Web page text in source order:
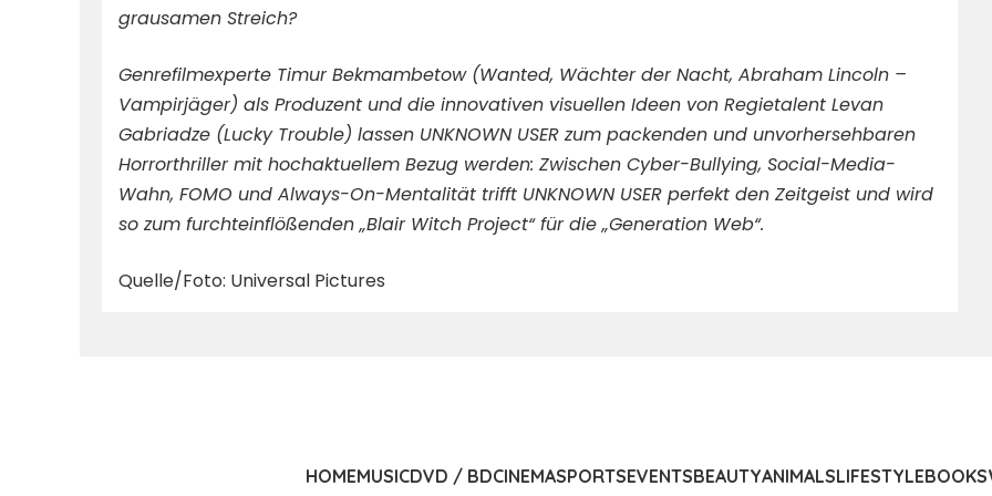
grausamen Streich?
Genrefilmexperte Timur Bekmambetow (Wanted, Wächter der Nacht, Abraham Lincoln –
Vampirjäger) als Produzent und die innovativen visuellen Ideen von Regietalent Levan
Gabriadze (Lucky Trouble) lassen UNKNOWN USER zum packenden und unvorhersehbaren
Horrorthriller mit hochaktuellem Bezug werden: Zwischen Cyber-Bullying, Social-Media-
Wahn, FOMO und Always-On-Mentalität trifft UNKNOWN USER perfekt den Zeitgeist und wird
so zum furchteinflößenden „Blair Witch Project“ für die „Generation Web“.
Quelle/Foto: Universal Pictures
HOMEMUSICDVD / BDCINEMASPORTSEVENTSBEAUTYANIMALSLIFESTYLEBOOKS